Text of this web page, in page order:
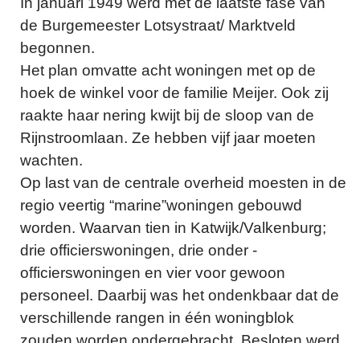
de Burgemeester Lotsystraat/ Marktveld
begonnen.
Het plan omvatte acht woningen met op de
hoek de winkel voor de familie Meijer. Ook zij
raakte haar nering kwijt bij de sloop van de
Rijnstroomlaan. Ze hebben vijf jaar moeten
wachten.
Op last van de centrale overheid moesten in de
regio veertig “marine”woningen gebouwd
worden. Waarvan tien in Katwijk/Valkenburg;
drie officierswoningen, drie onder -
officierswoningen en vier voor gewoon
personeel. Daarbij was het ondenkbaar dat de
verschillende rangen in één woningblok